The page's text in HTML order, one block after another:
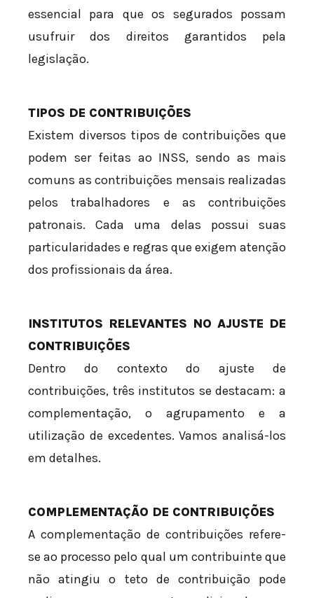
essencial para que os segurados possam
usufruir dos direitos garantidos pela
legislação.
TIPOS DE CONTRIBUIÇÕES
Existem diversos tipos de contribuições que
podem ser feitas ao INSS, sendo as mais
comuns as contribuições mensais realizadas
pelos trabalhadores e as contribuições
patronais. Cada uma delas possui suas
particularidades e regras que exigem atenção
dos profissionais da área.
INSTITUTOS RELEVANTES NO AJUSTE DE
CONTRIBUIÇÕES
Dentro do contexto do ajuste de
contribuições, três institutos se destacam: a
complementação, o agrupamento e a
utilização de excedentes. Vamos analisá-los
em detalhes.
COMPLEMENTAÇÃO DE CONTRIBUIÇÕES
A complementação de contribuições refere-
se ao processo pelo qual um contribuinte que
não atingiu o teto de contribuição pode